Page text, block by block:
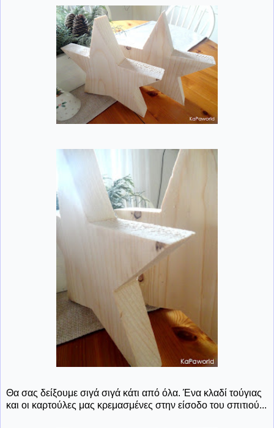
Θα σας δείξουμε σιγά σιγά κάτι από όλα. Ένα κλαδί τούγιας
και οι καρτούλες μας κρεμασμένες στην είσοδο του σπιτιού...